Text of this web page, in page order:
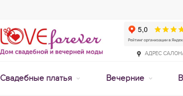
АДРЕС
Свадебные платья Вечерние